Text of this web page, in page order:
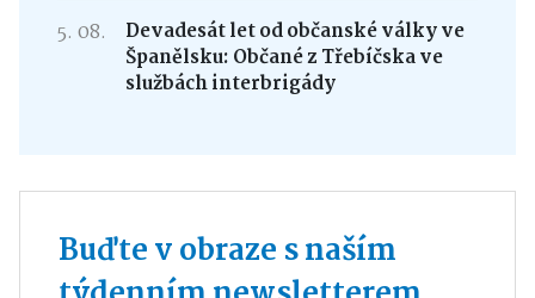
5. 08.
Devadesát let od občanské války ve
Španělsku: Občané z Třebíčska ve
službách interbrigády
Buďte v obraze s naším